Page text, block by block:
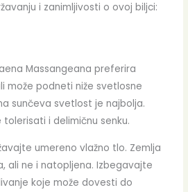
i zanimljivosti o ovoj biljci:
Massangeana preferira
može podneti niže svetlosne
sunčeva svetlost je najbolja.
tolerisati i delimičnu senku.
umereno vlažno tlo. Zemlja
ali ne i natopljena. Izbegavajte
koje može dovesti do